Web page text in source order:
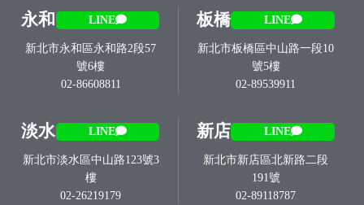
永和 LINE
新北市永和區永和路2段57
號6樓
02-86608811
板橋 LINE
新北市板橋區中山路一段10
號5樓
02-89539911
淡水 LINE
新北市淡水區中山路123號3
樓
02-26219179
新店 LINE
新北市新店區北新路二段
191號
02-89118787